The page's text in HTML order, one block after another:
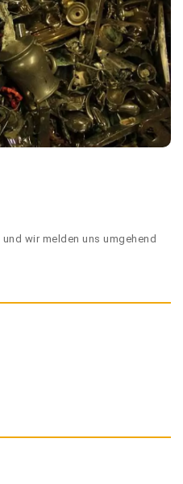
wir melden uns umgehend